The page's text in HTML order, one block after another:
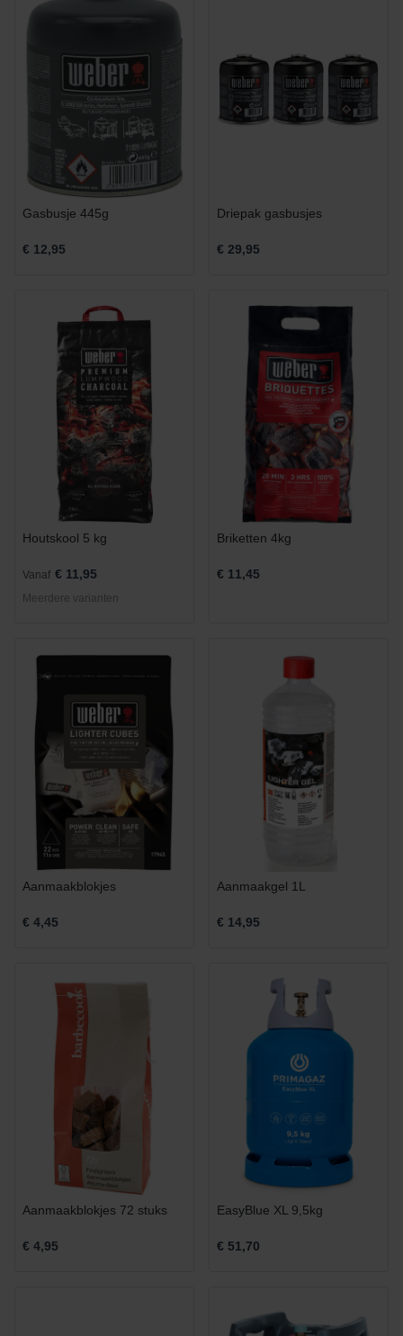
Gasbusje 445g
€ 12,95
Driepak gasbusjes
€ 29,95
Houtskool 5 kg
Vanaf € 11,95
Meerdere varianten
Briketten 4kg
€ 11,45
Aanmaakblokjes
€ 4,45
Aanmaakgel 1L
€ 14,95
Aanmaakblokjes 72 stuks
€ 4,95
EasyBlue XL 9,5kg
€ 51,70